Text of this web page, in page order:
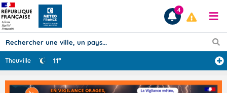
Prévisions
4
Theuville 11°